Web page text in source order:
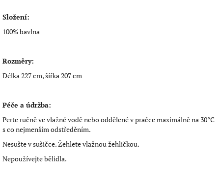
Složení:
100% bavlna
Rozměry:
Délka 227 cm, šířka 207 cm
Péče a údržba:
Perte ručně ve vlažné vodě nebo oddělené v pračce maximálně na 30°C
s co nejmenším odstředěním.
Nesušte v sušičce. Žehlete vlažnou žehličkou.
Nepoužívejte bělidla.